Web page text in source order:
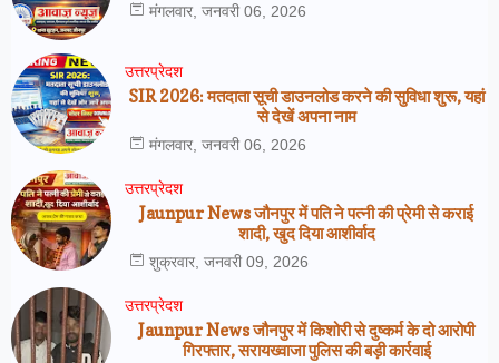
मंगलवार, जनवरी 06, 2026
उत्तरप्रेदश
SIR 2026: मतदाता सूची डाउनलोड करने की सुविधा शुरू, यहां
से देखें अपना नाम
मंगलवार, जनवरी 06, 2026
उत्तरप्रेदश
Jaunpur News जौनपुर में पति ने पत्नी की प्रेमी से कराई
शादी, खुद दिया आशीर्वाद
शुक्रवार, जनवरी 09, 2026
उत्तरप्रेदश
Jaunpur News जौनपुर में किशोरी से दुष्कर्म के दो आरोपी
गिरफ्तार, सरायख्वाजा पुलिस की बड़ी कार्रवाई